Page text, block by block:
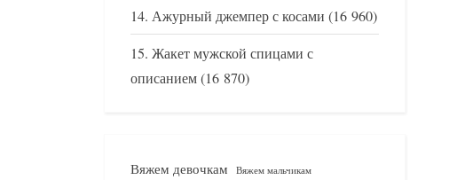
Ажурный джемпер с косами (16 960)
Жакет мужской спицами с
описанием(16 870)
Вяжем девочкам Вяжем мальчикам